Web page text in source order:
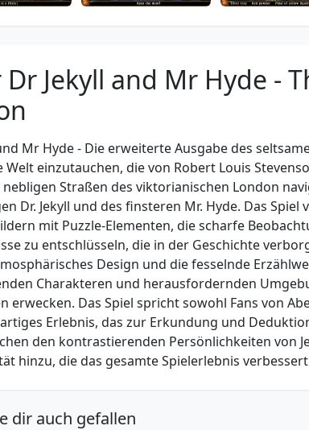
Dr Jekyll and Mr Hyde -
Mr Hyde - Die erweiterte Ausgabe des
Welt einzutauchen, die von Robert Louis
Straßen des viktorianischen London
Dr. Jekyll und des finsteren Mr. Hyde. Das
mit Puzzle-Elementen, die scharfe
zu entschlüsseln, die in der Geschichte
Design und die fesselnde
Charakteren und herausfordernden
erwecken. Das Spiel spricht sowohl Fans von
Erlebnis, das zur Erkundung und
den kontrastierenden Persönlichkeiten von
hinzu, die das gesamte Spielerlebnis
dir auch gefallen